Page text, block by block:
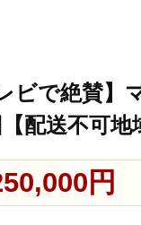
ビで絶賛】
配送不可地
円